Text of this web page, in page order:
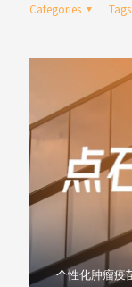
Categories Tags
个性化肿瘤疫